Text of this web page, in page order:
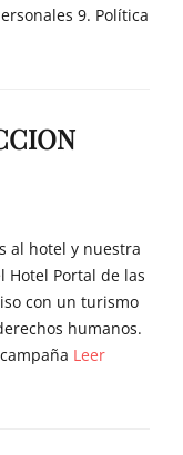
9. Política
al hotel y nuestra
Hotel Portal de las
con un turismo
humanos.
Leer